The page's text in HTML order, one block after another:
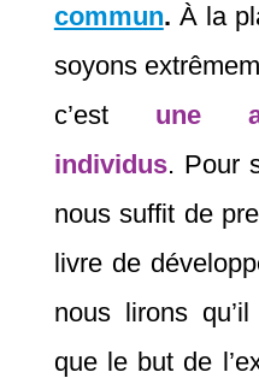
commun. À la
soyons
c’est une
individus. Pour
nous suffit de
livre de
nous lirons
que le but de